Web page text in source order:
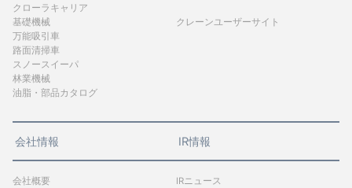
クローラキャリア
基礎機械
万能吸引車
路面清掃車
スノースイーパ
林業機械
油脂・部品カタログ
クレーンユーザーサイト
会社情報
会社概要
IR情報
IRニュース